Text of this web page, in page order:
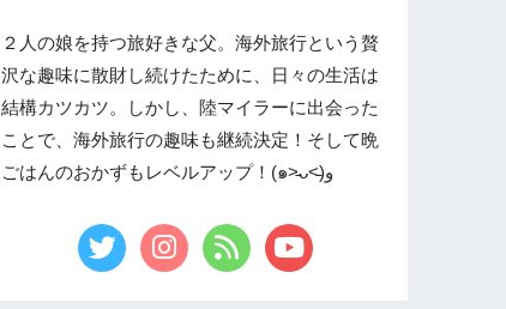
２人の娘を持つ旅好きな父。海外旅行という贅
沢な趣味に散財し続けたために、日々の生活は
結構カツカツ。しかし、陸マイラーに出会った
ことで、海外旅行の趣味も継続決定！そして晩
ごはんのおかずもレベルアップ！(๑˃̵ᴗ˂̵)و